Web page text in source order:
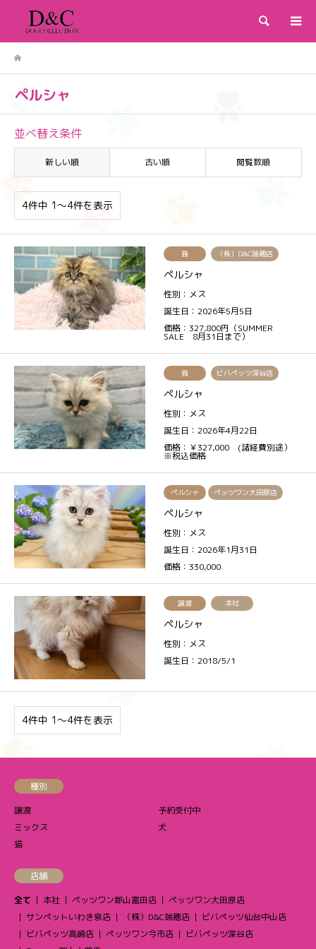
検索
ペルシャ
並べ替え条件
新しい順 古い順 閲覧数順
4件中 1〜4件を表示
猫 （株）D&C瑞穂店
ペルシャ
性別：メス
誕生日：2026年5月5日
価格：327,800円（SUMMER
SALE 8月31日まで）
猫 ビバペッツ深谷店
ペルシャ
性別：メス
誕生日：2026年4月22日
価格：￥327,000 (諸経費別途）
※税込価格
ペルシャ ペッツワン大田原店
ペルシャ
性別：メス
誕生日：2026年1月31日
価格：330,000
譲渡 本社
ペルシャ
性別：メス
誕生日：2018/5/1
4件中 1〜4件を表示
種別
譲渡
予約受付中
ミックス
犬
猫
店舗
全て
本社 ペッツワン郡山富田店
ペッツワン大田原店
サンペットいわき泉店
（株）D&C瑞穂店
ビバペッツ仙台中山店
ビバペッツ高崎店
ペッツワン今市店
ビバペッツ深谷店